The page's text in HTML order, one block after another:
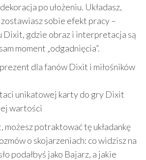
po ułożeniu. Układasz,
sobie efekt pracy –
Dixit, gdzie obraz i interpretacja są
moment „odgadnięcia”.
dla fanów Dixit i miłośników
unikatowej karty do gry Dixit
wartości
możesz potraktować tę układankę
o skojarzeniach: co widzisz na
podałbyś jako Bajarz, a jakie